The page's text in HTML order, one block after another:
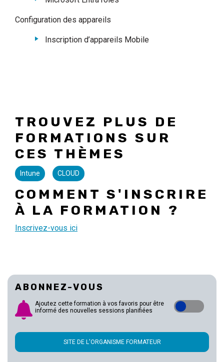
Configuration des appareils
Inscription d’appareils Mobile
TROUVEZ PLUS DE
FORMATIONS SUR
CES THÈMES
Intune CLOUD
COMMENT S'INSCRIRE
À LA FORMATION ?
Inscrivez-vous ici
ABONNEZ-VOUS
Ajoutez cette formation à vos favoris pour être
informé des nouvelles sessions planifiées
SITE DE L'ORGANISME FORMATEUR